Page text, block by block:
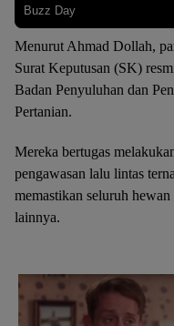
Menurut Ahmad Dollah,
Surat Keputusan (SK)
Badan Penyuluhan dan
Pertanian.
Mereka bertugas
pengawasan lalu lintas
memastikan seluruh
lainnya.